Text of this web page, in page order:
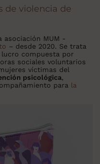
de violencia de
asociación MUM -
– desde 2020. Se trata
compuesta por
sociales voluntarios
víctimas del
psicológica,
para la